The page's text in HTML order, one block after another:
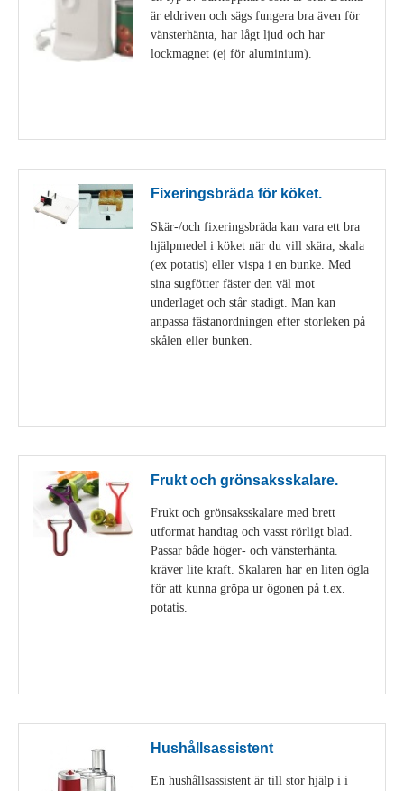
är eldriven och sägs fungera bra även för
vänsterhänta, har lågt ljud och har
lockmagnet (ej för aluminium).
Fixeringsbräda för köket.
Skär-/och fixeringsbräda kan vara ett bra
hjälpmedel i köket när du vill skära, skala
(ex potatis) eller vispa i en bunke. Med
sina sugfötter fäster den väl mot
underlaget och står stadigt. Man kan
anpassa fästanordningen efter storleken på
skålen eller bunken.
Frukt och grönsaksskalare.
Frukt och grönsaksskalare med brett
utformat handtag och vasst rörligt blad.
Passar både höger- och vänsterhänta.
kräver lite kraft. Skalaren har en liten ögla
för att kunna gröpa ur ögonen på t.ex.
potatis.
Hushållsassistent
En hushållsassistent är till stor hjälp i i